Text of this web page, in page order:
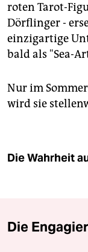
roten Tarot-
Dörflinger -
einzigartige
bald als "Sea-
Nur im
wird sie
Die Wahrheit
Die